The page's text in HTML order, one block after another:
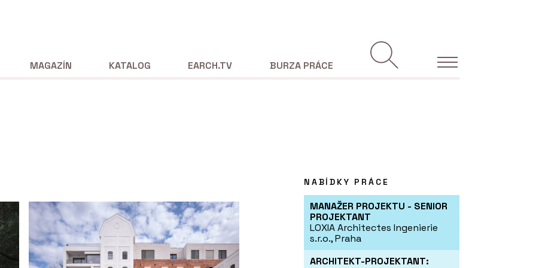
MAGAZÍN KATALOG EARCH.TV BURZA PRÁCE
NABÍDKY PRÁCE
MANAŽER PROJEKTU - SENIOR
PROJEKTANT
LOXIA Architectes Ingenierie
s.r.o., Praha
ARCHITEKT-PROJEKTANT: